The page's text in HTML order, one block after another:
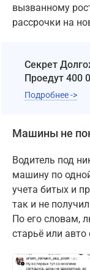
вызванному
рассрочки на
Секрет
Проедут 400
Подробнее ->
Машины не
Водитель под
машину по
учета битых и
так и не
По его словам,
старьё или авто